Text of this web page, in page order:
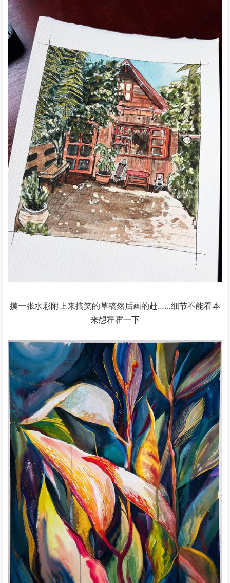
摸一张水彩附上来搞笑的草稿然后画的赶……细节不能看本
来想霍霍一下